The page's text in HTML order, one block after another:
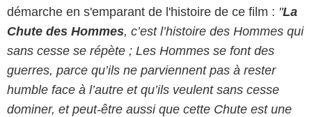
démarche en s'emparant de l'histoire de ce film : "La
Chute des Hommes, c’est l’histoire des Hommes qui
sans cesse se répète ; Les Hommes se font des
guerres, parce qu’ils ne parviennent pas à rester
humble face à l’autre et qu’ils veulent sans cesse
dominer, et peut-être aussi que cette Chute est une